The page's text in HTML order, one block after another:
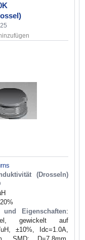
(Drosseln)
und Eigenschaften:
gewickelt auf
±10%, Idc=1.0A,